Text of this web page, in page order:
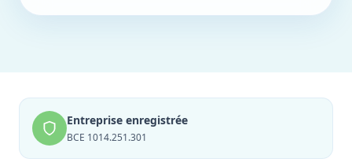
Entreprise enregistrée
BCE 1014.251.301